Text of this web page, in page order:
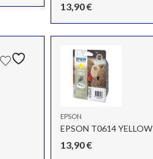
13,90€
EPSON
EPSON T0614 YELLOW
13,90€